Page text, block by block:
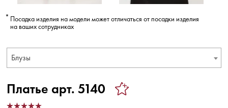
Посадка изделия на модели может отличаться от посадки изделия
на ваших сотрудниках
Блузы
Платье арт. 5140